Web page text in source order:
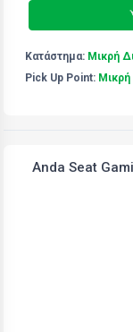
Κατάστημα: Μικρή
Pick Up Point: Μικρή
Anda Seat